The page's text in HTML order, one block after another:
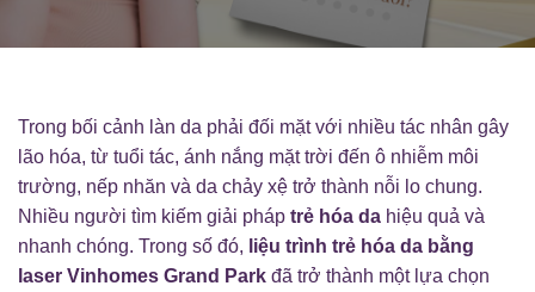
Trong bối cảnh làn da phải đối mặt với nhiều tác nhân gây
lão hóa, từ tuổi tác, ánh nắng mặt trời đến ô nhiễm môi
trường, nếp nhăn và da chảy xệ trở thành nỗi lo chung.
Nhiều người tìm kiếm giải pháp trẻ hóa da hiệu quả và
nhanh chóng. Trong số đó, liệu trình trẻ hóa da bằng
laser Vinhomes Grand Park đã trở thành một lựa chọn